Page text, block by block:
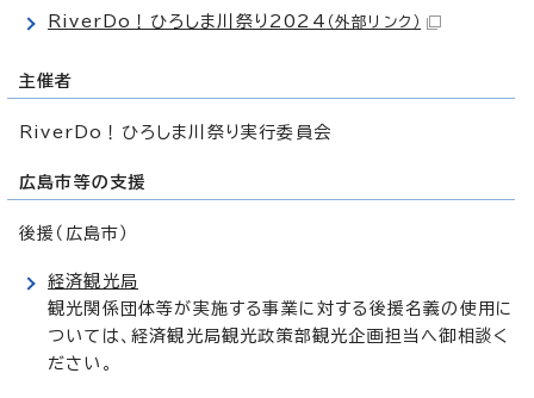
RiverDo！ひろしま川祭り2024 （外部リンク）
主催者
RiverDo！ひろしま川祭り実行委員会
広島市等の支援
後援（広島市）
経済観光局
観光関係団体等が実施する事業に対する後援名義の使用に
ついては、経済観光局観光政策部観光企画担当へ御相談く
ださい。